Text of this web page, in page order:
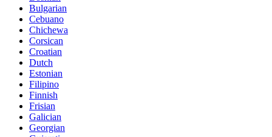
Bulgarian
Cebuano
Chichewa
Corsican
Croatian
Dutch
Estonian
Filipino
Finnish
Frisian
Galician
Georgian